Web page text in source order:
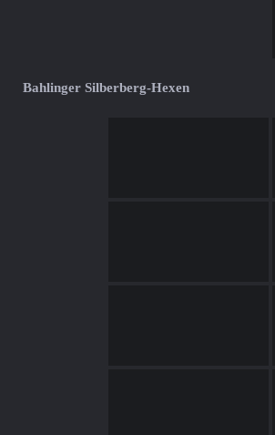
Bahlinger Silberberg-Hexen